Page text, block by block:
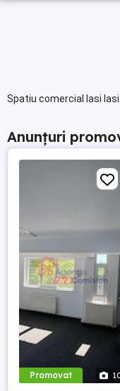
Spatiu comercial Iasi Iasi
Anunțuri
Promovat